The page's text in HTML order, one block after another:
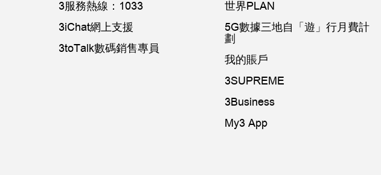
3服務熱線：1033
3iChat網上支援
3toTalk數碼銷售專員
世界PLAN
5G數據三地自「遊」行月費計
劃
我的賬戶
3SUPREME
3Business
My3 App